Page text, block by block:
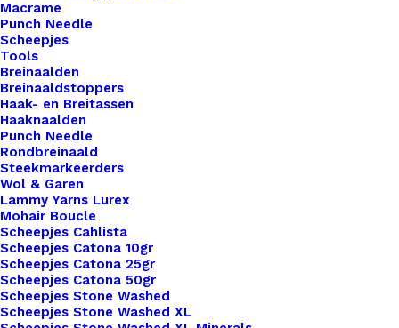
Macrame
Punch Needle
Scheepjes
Tools
Breinaalden
Breinaaldstoppers
Haak- en Breitassen
Haaknaalden
Punch Needle
Rondbreinaald
Steekmarkeerders
Wol & Garen
Lammy Yarns Lurex
Mohair Boucle
Scheepjes Cahlista
Scheepjes Catona 10gr
Scheepjes Catona 25gr
Scheepjes Catona 50gr
Scheepjes Stone Washed
Scheepjes Stone Washed XL
Daarnaast kiezen we bewust voor duurzaamheid.
Onze producten worden gemaakt van een
kunststof op basis van plantaardige grondstoffen
(PLA). Dit materiaal is afkomstig van hernieuwbare
bronnen zoals maïs of suikerriet en is daarmee
een milieubewuster alternatief voor traditionele
kunststoffen.
Zo combineer je met onze 3D-geprinte producten
innovatie, stijl én een verantwoorde keuze.
1 op voorraad
Koelkast